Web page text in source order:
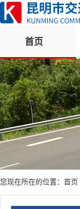
首页
您现在所在的位置： 首页